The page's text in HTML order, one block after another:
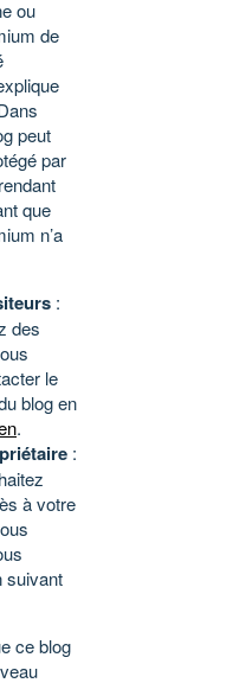
ou
de
peut
par
que
n’a
:
des
le
blog en
.
:
à votre
suivant
ce blog